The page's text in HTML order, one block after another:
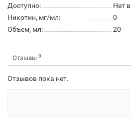
Доступно:
Нет
Никотин, мг/мл:
0
Объем, мл:
20
Отзывы 0
Отзывов пока нет.